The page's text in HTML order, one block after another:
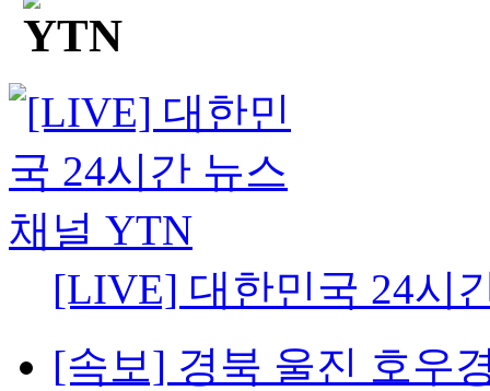
[LIVE] 대한민국 24시
[속보] 경북 울진 호우